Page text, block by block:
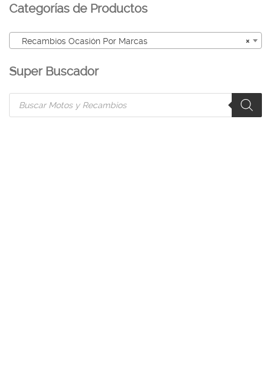
Categorías de Productos
×
Recambios Ocasión Por Marcas
Super Buscador
Products
search